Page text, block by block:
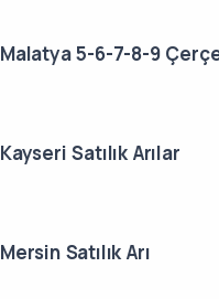
Malatya 5-6-7-8-9
Kayseri Satılık Arılar
Mersin Satılık Arı